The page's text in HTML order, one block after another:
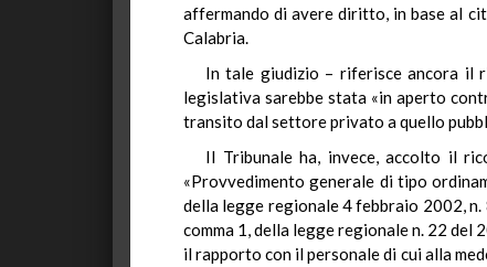
affermando di avere diritto, in base al
Calabria.
In tale giudizio – riferisce ancora il
legislativa sarebbe stata «in aperto
transito dal settore privato a quello
Il Tribunale ha, invece, accolto il
«Provvedimento generale di tipo
della legge regionale 4 febbraio 2002, n.
comma 1, della legge regionale n. 22 del
il rapporto con il personale di cui alla